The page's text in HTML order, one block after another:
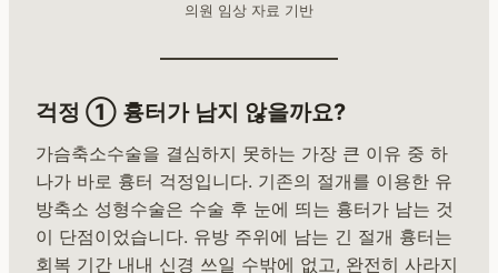
의원 임상 자료 기반
걱정 ① 흉터가 남지 않을까요?
가슴축소수술을 결심하지 못하는 가장 큰 이유 중 하
나가 바로 흉터 걱정입니다. 기존의 절개를 이용한 유
방축소 성형수술은 수술 후 눈에 띄는 흉터가 남는 것
이 단점이었습니다. 유방 주위에 남는 긴 절개 흉터는
회복 기간 내내 신경 쓰일 수밖에 없고, 완전히 사라지